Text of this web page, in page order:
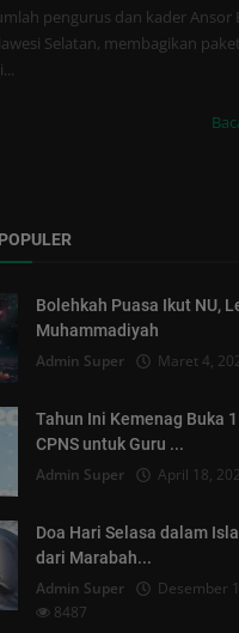
pengurus dan kader Ansor
Selatan, membagikan
Bolehkah Puasa Ikut NU,
Muhammadiyah
Admin Super Maret 4,
Tahun Ini Kemenag Buka
CPNS untuk Guru ...
Admin Super April 18,
Doa Hari Selasa dalam
dari Marabah...
Admin Super Desember
8487